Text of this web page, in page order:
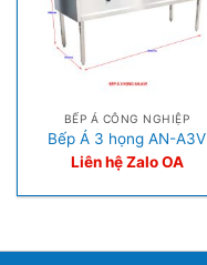
BẾP Á CÔNG NGHIỆP
Bếp Á 3 họng AN-A3V
Liên hệ Zalo OA